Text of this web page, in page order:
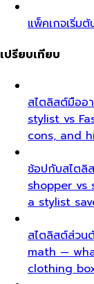
แพ็คเกจเริ่มต้
เปรียบเทียบ
สไตลิสต์มืออ
stylist vs
cons, and
ช้อปกับสไตลิ
shopper vs
a stylist
สไตลิสต์ส่วน
math —
clothing